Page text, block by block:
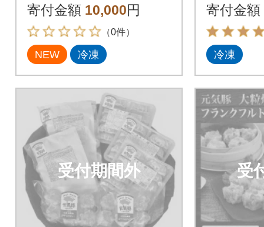
寄付金額 10,000円
（0件）
NEW 冷凍
個入り
り)
寄付金額
冷凍
受付期間外 受